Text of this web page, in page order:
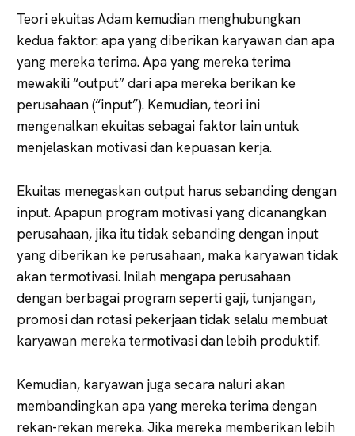
Teori ekuitas Adam kemudian menghubungkan
kedua faktor: apa yang diberikan karyawan dan apa
yang mereka terima. Apa yang mereka terima
mewakili “output” dari apa mereka berikan ke
perusahaan (“input”). Kemudian, teori ini
mengenalkan ekuitas sebagai faktor lain untuk
menjelaskan motivasi dan kepuasan kerja.
Ekuitas menegaskan output harus sebanding dengan
input. Apapun program motivasi yang dicanangkan
perusahaan, jika itu tidak sebanding dengan input
yang diberikan ke perusahaan, maka karyawan tidak
akan termotivasi. Inilah mengapa perusahaan
dengan berbagai program seperti gaji, tunjangan,
promosi dan rotasi pekerjaan tidak selalu membuat
karyawan mereka termotivasi dan lebih produktif.
Kemudian, karyawan juga secara naluri akan
membandingkan apa yang mereka terima dengan
rekan-rekan mereka. Jika mereka memberikan lebih